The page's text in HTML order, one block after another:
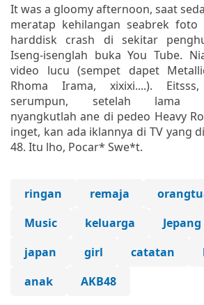
It was a gloomy afternoon, saat
meratap kehilangan seabrek
harddisk crash di sekitar
Iseng-isenglah buka You Tube.
video lucu (sempet dapet
Rhoma Irama, xixixi....).
serumpun, setelah lama
nyangkutlah ane di pedeo Heavy
inget, kan ada iklannya di TV yang
48. Itu lho, Pocar* Swe*t.
ringan remaja
Music
keluarga Jepang
japan
girl catatan
anak
AKB48